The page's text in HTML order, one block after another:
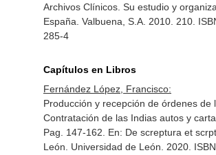
Archivos Clínicos. Su estudio y
España. Valbuena, S.A. 2010. 210.
285-4
Capítulos en Libros
Fernández López, Francisco:
Producción y recepción de órdenes de
Contratación de las Indias autos y
Pag. 147-162. En: De screptura et
León. Universidad de León. 2020.